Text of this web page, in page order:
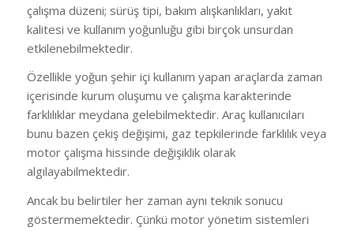
çalışma düzeni; sürüş tipi, bakım alışkanlıkları, yakıt
kalitesi ve kullanım yoğunluğu gibi birçok unsurdan
etkilenebilmektedir.
Özellikle yoğun şehir içi kullanım yapan araçlarda zaman
içerisinde kurum oluşumu ve çalışma karakterinde
farklılıklar meydana gelebilmektedir. Araç kullanıcıları
bunu bazen çekiş değişimi, gaz tepkilerinde farklılık veya
motor çalışma hissinde değişiklik olarak
algılayabilmektedir.
Ancak bu belirtiler her zaman aynı teknik sonucu
göstermemektedir. Çünkü motor yönetim sistemleri